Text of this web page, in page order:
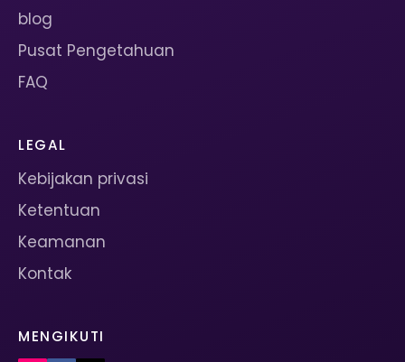
blog
Pusat Pengetahuan
FAQ
LEGAL
Kebijakan privasi
Ketentuan
Keamanan
Kontak
MENGIKUTI